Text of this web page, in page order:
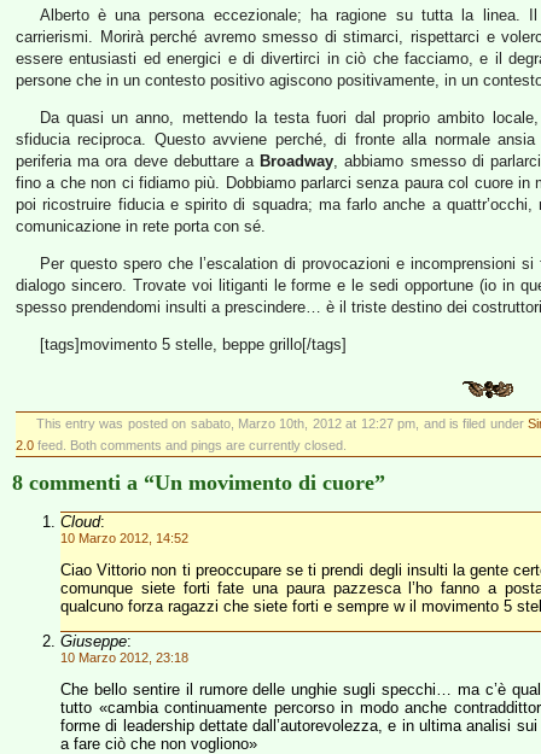
Alberto è una persona eccezionale; ha ragione su tutta la linea.
carrierismi. Morirà perché avremo smesso di stimarci, rispettarci e
essere entusiasti ed energici e di divertirci in ciò che facciamo, e il
persone che in un contesto positivo agiscono positivamente, in un
Da quasi un anno, mettendo la testa fuori dal proprio ambito
sfiducia reciproca. Questo avviene perché, di fronte alla normale
periferia ma ora deve debuttare a Broadway, abbiamo smesso di
fino a che non ci fidiamo più. Dobbiamo parlarci senza paura col cuore in
poi ricostruire fiducia e spirito di squadra; ma farlo anche a
comunicazione in rete porta con sé.
Per questo spero che l’escalation di provocazioni e incomprensioni
dialogo sincero. Trovate voi litiganti le forme e le sedi opportune (io in
spesso prendendomi insulti a prescindere… è il triste destino dei
[tags]movimento 5 stelle, beppe grillo[/tags]
This entry was posted on sabato, Marzo 10th, 2012 at 12:27 pm, and is filed under
2.0 feed. Both comments and pings are currently closed.
8 commenti a “Un movimento di cuore”
Cloud:
10 Marzo 2012, 14:52
Ciao Vittorio non ti preoccupare se ti prendi degli insulti la gente
comunque siete forti fate una paura pazzesca l’ho fanno a
qualcuno forza ragazzi che siete forti e sempre w il movimento 5
Giuseppe:
10 Marzo 2012, 23:18
Che bello sentire il rumore delle unghie sugli specchi… ma c’è
tutto «cambia continuamente percorso in modo anche
forme di leadership dettate dall’autorevolezza, e in ultima analisi
a fare ciò che non vogliono»